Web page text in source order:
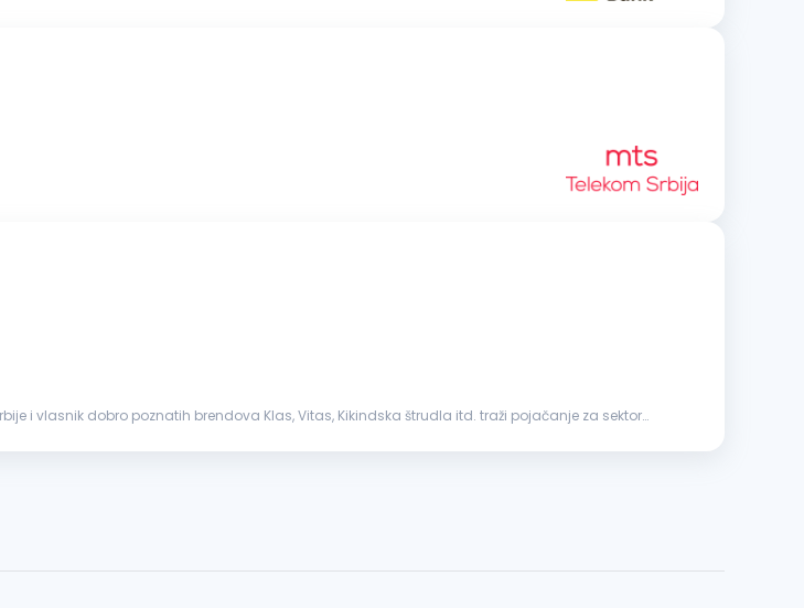
i vlasnik dobro poznatih brendova Klas, Vitas, Kikindska štrudla itd. traži pojačanje za sektor